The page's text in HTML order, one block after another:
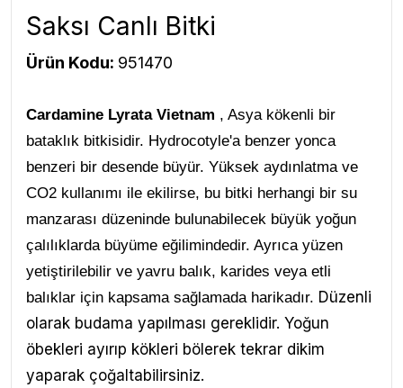
Saksı Canlı Bitki
Ürün Kodu: 951470
Cardamine Lyrata Vietnam , Asya kökenli bir
bataklık bitkisidir. Hydrocotyle'a benzer yonca
benzeri bir desende büyür. Yüksek aydınlatma ve
CO2 kullanımı ile ekilirse, bu bitki herhangi bir su
manzarası düzeninde bulunabilecek büyük yoğun
çalılıklarda büyüme eğilimindedir. Ayrıca yüzen
yetiştirilebilir ve yavru balık, karides veya etli
balıklar için kapsama sağlamada harikadır. Düzenli
olarak budama yapılması gereklidir. Yoğun
öbekleri ayırıp kökleri bölerek tekrar dikim
yaparak çoğaltabilirsiniz.